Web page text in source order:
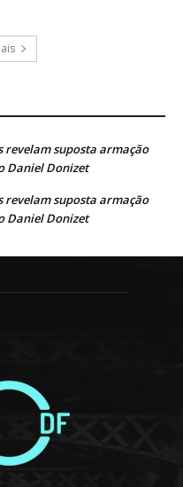
revelam suposta armação
Daniel Donizet
revelam suposta armação
Daniel Donizet